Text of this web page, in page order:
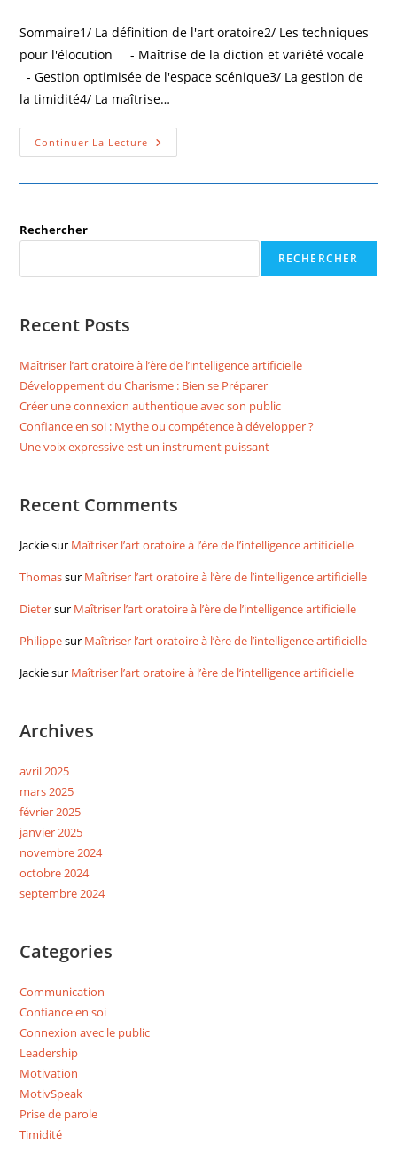
Sommaire1/ La définition de l'art oratoire2/ Les techniques
pour l'élocution - Maîtrise de la diction et variété vocale
- Gestion optimisée de l'espace scénique3/ La gestion de
la timidité4/ La maîtrise…
Continuer La Lecture
Rechercher
RECHERCHER
Recent Posts
Maîtriser l’art oratoire à l’ère de l’intelligence artificielle
Développement du Charisme : Bien se Préparer
Créer une connexion authentique avec son public
Confiance en soi : Mythe ou compétence à développer ?
Une voix expressive est un instrument puissant
Recent Comments
Jackiesur Maîtriser l’art oratoire à l’ère de l’intelligence artificielle
Thomassur Maîtriser l’art oratoire à l’ère de l’intelligence artificielle
Dietersur Maîtriser l’art oratoire à l’ère de l’intelligence artificielle
Philippesur Maîtriser l’art oratoire à l’ère de l’intelligence artificielle
Jackiesur Maîtriser l’art oratoire à l’ère de l’intelligence artificielle
Archives
avril 2025
mars 2025
février 2025
janvier 2025
novembre 2024
octobre 2024
septembre 2024
Categories
Communication
Confiance en soi
Connexion avec le public
Leadership
Motivation
MotivSpeak
Prise de parole
Timidité